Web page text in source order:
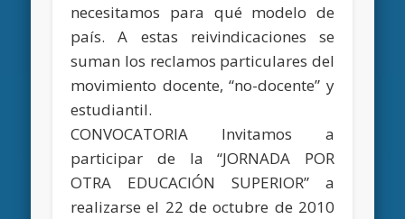
necesitamos para qué modelo de
país. A estas reivindicaciones se
suman los reclamos particulares del
movimiento docente, “no-docente” y
estudiantil.
CONVOCATORIA Invitamos a
participar de la “JORNADA POR
OTRA EDUCACIÓN SUPERIOR” a
realizarse el 22 de octubre de 2010